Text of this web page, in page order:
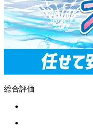
総合評価